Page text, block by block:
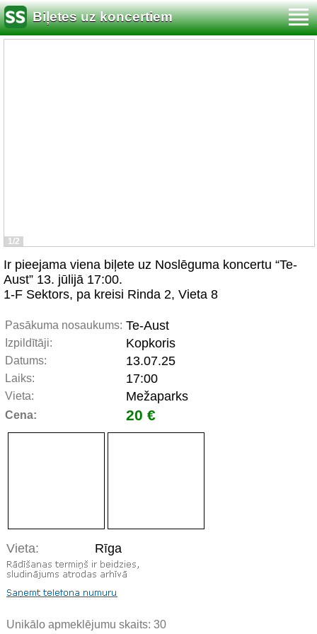
Biļetes uz koncertiem
1/2
Ir pieejama viena biļete uz Noslēguma koncertu “Te-
Aust” 13. jūlijā 17:00.
1-F Sektors, pa kreisi Rinda 2, Vieta 8
Pasākuma nosaukums: Te-Aust
Izpildītāji: Kopkoris
Datums: 13.07.25
Laiks: 17:00
Vieta: Mežaparks
Cena: 20 €
Vieta: Rīga
Unikālo apmeklējumu skaits: 30